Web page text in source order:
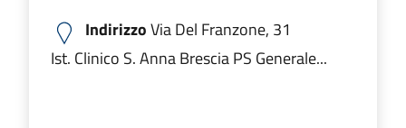
IndirizzoVia Del Franzone, 31
Ist. Clinico S. Anna Brescia PS Generale...